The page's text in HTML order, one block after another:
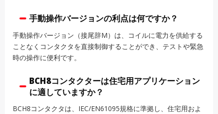
手動操作バージョンの利点は何ですか？
手動操作バージョン（接尾辞M）は、コイルに電力を供給する
ことなくコンタクタを直接制御することができ、テストや緊急
時の操作に便利です。
BCH8コンタクターは住宅用アプリケーション
に適していますか？
BCH8コンタクタは、IEC/EN61095規格に準拠し、住宅用およ